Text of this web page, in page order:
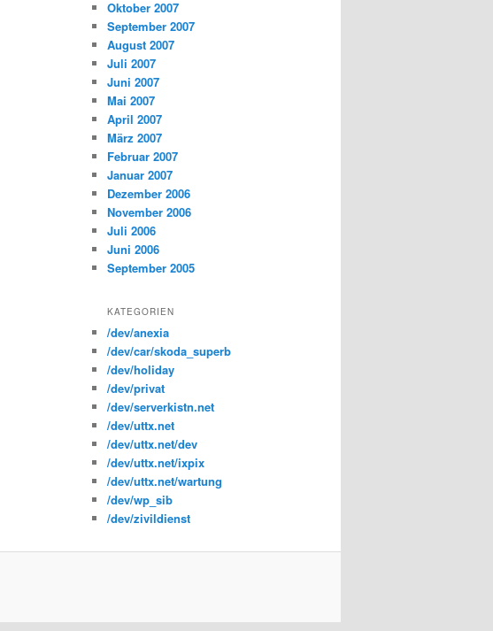
Oktober 2007
September 2007
August 2007
Juli 2007
Juni 2007
Mai 2007
April 2007
März 2007
Februar 2007
Januar 2007
Dezember 2006
November 2006
Juli 2006
Juni 2006
September 2005
KATEGORIEN
/dev/anexia
/dev/car/skoda_superb
/dev/holiday
/dev/privat
/dev/serverkistn.net
/dev/uttx.net
/dev/uttx.net/dev
/dev/uttx.net/ixpix
/dev/uttx.net/wartung
/dev/wp_sib
/dev/zivildienst